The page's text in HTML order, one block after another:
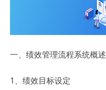
一、绩效管理流程系统概述
1、绩效目标设定